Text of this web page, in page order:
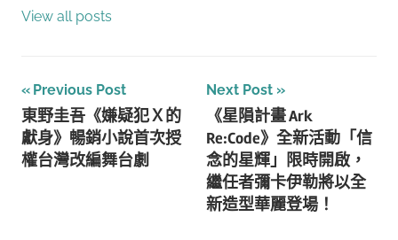
View all posts
文
章
導
Previous Post
東野圭吾《嫌疑犯Ｘ的
獻身》暢銷小說首次授
權台灣改編舞台劇
Next Post
《星隕計畫 Ark
Re:Code》全新活動「信
念的星輝」限時開啟，
繼任者彌卡伊勒將以全
新造型華麗登場！